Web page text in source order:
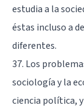
estudia a la
éstas incluso a
diferentes.
37. Los
sociología y la
ciencia política,